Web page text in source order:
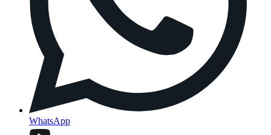
WhatsApp